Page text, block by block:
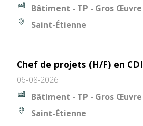
Bâtiment - TP - Gros Œuvre
Saint-Étienne
Chef de projets (H/F) en CDI
06-08-2026
Bâtiment - TP - Gros Œuvre
Saint-Étienne